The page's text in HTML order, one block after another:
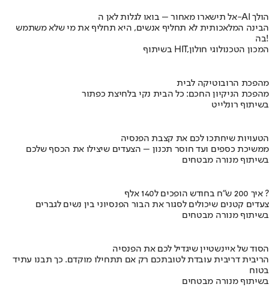
אל תישארו מאחור – בואו לגלות לאן ה-AI הולך
הבינה המלאכותית לא תחליף אנשים, היא תחליף את מי שלא משתמש
בה!
בשיתוף HIT,המכון הטכנולוגי חולון
מהפכת הרובוטיקה לבית
מהפכת הניקיון החכם: כל הבית נקי בלחיצת כפתור
בשיתוף רונלייט
הטעויות שיחתכו לכם את קצבת הפנסיה
ממשיכת כספים ועד חוסר תכנון – הצעדים שיצילו את הכסף שלכם
בשיתוף מנורה מבטחים
איך 200 ש"ח בחודש הופכים ל140 אלף ?
צעדים קטנים שיכולים לסגור את הבור הפנסיוני בין נשים לגברים
בשיתוף מנורה מבטחים
הסוד של איינשטיין שיגדיל לכם את הפנסיה
הריבית דריבית עובדת לטובתכם רק אם תתחילו מוקדם. כך תבנו עתיד
בטוח
בשיתוף מנורה מבטחים